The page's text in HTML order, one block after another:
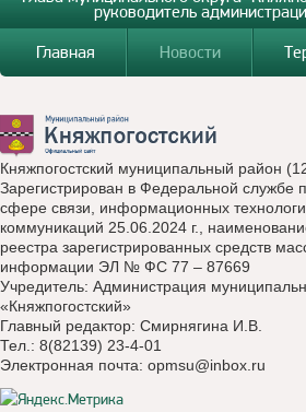
руководитель
Главная
Новости
Княжпогостский муниципальный район
Зарегистрирован в Федеральной службе
сфере связи, информационных
коммуникаций 25.06.2024 г.,
реестра зарегистрированных средств
информации ЭЛ № ФС 77 – 87669
Учредитель: Администрация
«Княжпогостский»
Главный редактор: Смирнягина И.В.
Тел.: 8(82139) 23-4-01
Электронная почта: opmsu@inbox.ru